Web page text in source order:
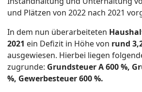
und Plätzen von 2022 nach 2021
In dem nun überarbeiteten
2021 ein Defizit in Höhe von rund
ausgewiesen. Hierbei liegen
zugrunde: Grundsteuer A 600 %,
%, Gewerbesteuer 600 %.